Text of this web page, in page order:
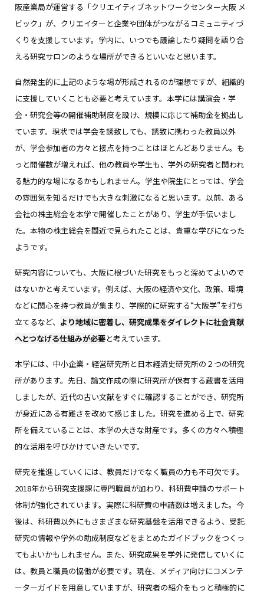
阪産業局が運営する「クリエイティブネットワークセンター大阪 メ
ビック」が、クリエイターと企業や団体がつながるコミュニティづ
くりを支援しています。学内に、いつでも議論したり疑問を語り合
える研究サロンのような場所ができるといいなと思います。
自然発生的に上記のような場が形成されるのが理想ですが、組織的
に支援していくことも必要と考えています。本学には講演会・学
会・研究会等の開催補助制度を設け、規模に応じて補助金を拠出し
ています。現状では学会を誘致しても、誘致に携わった教員以外
が、学会参加者の方々と接点を持つことはほとんどありません。も
っと開催数が増えれば、他の教員や学生も、学外の研究者と関われ
る魅力的な場になるかもしれません。学生や院生にとっては、学会
の雰囲気を知るだけでも大きな刺激になると思います。以前、ある
会社の株主総会を本学で開催したことがあり、学生が手伝いまし
た。本物の株主総会を間近で見られたことは、貴重な学びになった
ようです。
研究内容についても、大阪に根づいた研究をもっと深めてよいので
はないかと考えています。例えば、大阪の経済や文化、政策、環境
などに関心を持つ教員が集まり、学際的に研究する“大阪学”を打ち
立てるなど、 より地域に密着し、研究成果をダイレクトに社会貢献
へとつなげる仕組みが必要と考えています。
本学には、中小企業・経営研究所と日本経済史研究所の２つの研究
所があります。先日、論文作成の際に研究所が保有する蔵書を活用
しましたが、近代の古い文献をすぐに確認することができ、研究所
が身近にある有難さを改めて感じました。研究を進める上で、研究
所を備えていることは、本学の大きな財産です。多くの方々へ積極
的な活用を呼びかけていきたいです。
研究を推進していくには、教員だけでなく職員の力も不可欠です。
2018年から研究支援課に専門職員が加わり、科研費申請のサポート
体制が強化されています。実際に科研費の申請数は増えました。今
後は、科研費以外にもさまざまな研究基盤を活用できるよう、受託
研究の情報や学外の助成制度などをまとめたガイドブックをつくっ
てもよいかもしれません。また、研究成果を学外に発信していくに
は、教員と職員の協働が必要です。現在、メディア向けにコメンテ
ーターガイドを用意していますが、研究者の紹介をもっと積極的に